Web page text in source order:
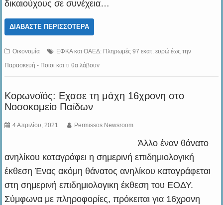
δικαιούχους σε συνέχεια…
ΔΙΑΒΆΣΤΕ ΠΕΡΙΣΣΌΤΕΡΑ
Οικονομία
ΕΦΚΑ και ΟΑΕΔ: Πληρωμές 97 εκατ. ευρώ έως την
Παρασκευή - Ποιοι και τι θα λάβουν
Κορωνοϊός: Εχασε τη μάχη 16χρονη στο
Νοσοκομείο Παίδων
4 Απριλίου, 2021 Permissos Newsroom
Άλλο έναν θάνατο
ανηλίκου καταγράφει η σημερινή επιδημιολογική
έκθεση Ένας ακόμη θάνατος ανηλίκου καταγράφεται
στη σημερινή επιδημιολογικη έκθεση του ΕΟΔΥ.
Σύμφωνα με πληροφορίες, πρόκειται για 16χρονη